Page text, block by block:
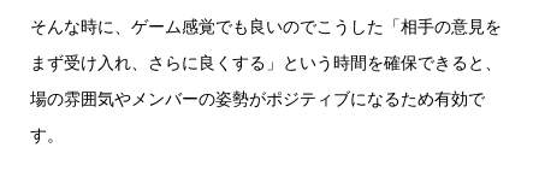
そんな時に、ゲーム感覚でも良いのでこうした「相手の意見を
まず受け入れ、さらに良くする」という時間を確保できると、
場の雰囲気やメンバーの姿勢がポジティブになるため有効で
す。